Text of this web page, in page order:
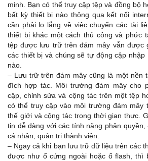
minh. Bạn có thể truy cập tệp và đồng bộ
bất kỳ thiết bị nào thông qua kết nối
cần phải lo lắng về việc chuyển các tài
thiết bị khác một cách thủ công và phức
tệp được lưu trữ trên đám mây vẫn được
các thiết bị và chúng sẽ tự động cập nhập
nào.
– Lưu trữ trên đám mây cũng là một nền
đích hợp tác. Môi trường đám mây cho
cập, chỉnh sửa và cộng tác trên một tệp
có thể truy cập vào môi trường đám mây
thế giới và cộng tác trong thời gian thực.
tin dễ dàng với các tính năng phân
cá nhân, quản trị thành viên.
– Ngay cả khi bạn lưu trữ dữ liệu trên các
được như ổ cứng ngoài hoặc ổ flash, thì